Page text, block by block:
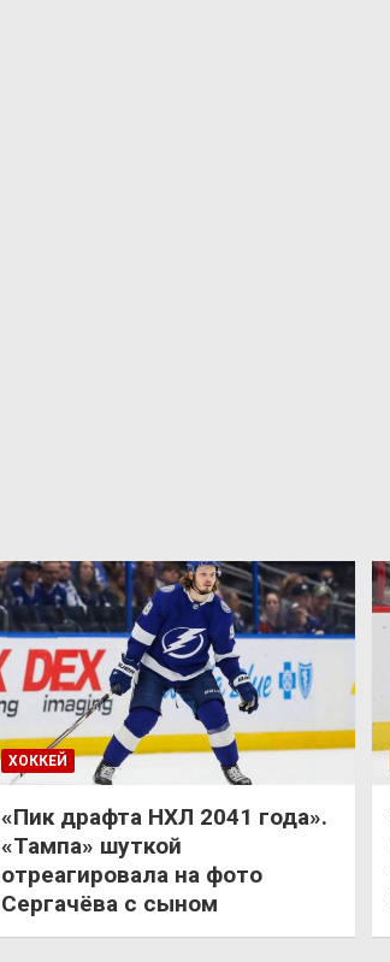
ХОККЕЙ
«Пик драфта НХЛ 2041 года».
«Тампа» шуткой
отреагировала на фото
Сергачёва с сыном